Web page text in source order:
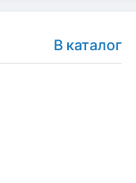
В каталог